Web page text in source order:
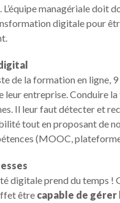
managériale doit
digitale pour
de la formation en ligne,
leur entreprise. Conduire
Il leur faut détecter et
tout en proposant de
(MOOC,
digitale prend du temps !
être capable de